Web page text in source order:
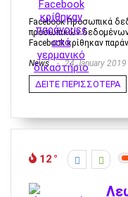
Facebook Προσωπικά
προσωπικών δεδομένων
Facebook κρίθηκαν
News 24 January 2019
ΔΕΙΤΕ ΠΕΡΙΣΣΟΤΕΡΑ
12